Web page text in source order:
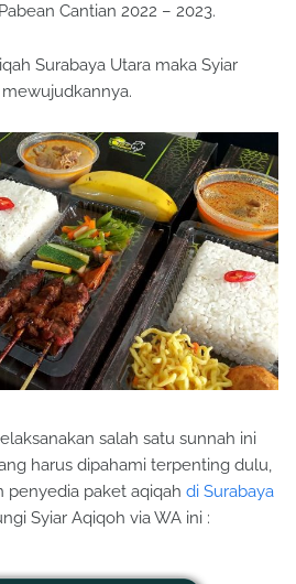
Cantian 2022 – 2023.
Surabaya Utara maka Syiar
salah satu sunnah ini
harus dipahami terpenting dulu,
penyedia paket aqiqah di Surabaya
Syiar Aqiqoh via WA ini :